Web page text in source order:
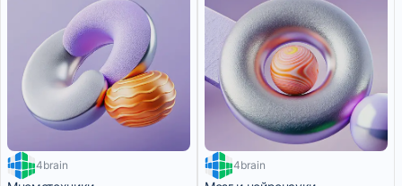
1 месяц
4brain 2 месяца
4brain